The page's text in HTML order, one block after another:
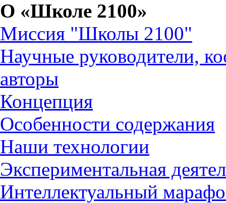
О «Школе 2100»
Миссия "Школы 2100"
Научные руководители,
авторы
Концепция
Особенности содержания
Наши технологии
Экспериментальная
Интеллектуальный